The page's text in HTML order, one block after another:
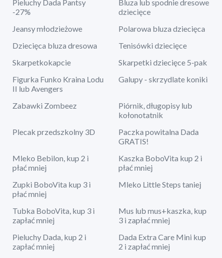
Pieluchy Dada Pantsy
-27%
Bluza lub spodnie dresowe
dziecięce
Jeansy młodzieżowe
Polarowa bluza dziecięca
Dziecięca bluza dresowa
Tenisówki dziecięce
Skarpetkokapcie
Skarpetki dziecięce 5-pak
Figurka Funko Kraina Lodu
II lub Avengers
Galupy - skrzydlate koniki
Zabawki Zombeez
Piórnik, długopisy lub
kołonotatnik
Plecak przedszkolny 3D
Paczka powitalna Dada
GRATIS!
Mleko Bebilon, kup 2 i
płać mniej
Kaszka BoboVita kup 2 i
płać mniej
Zupki BoboVita kup 3 i
płać mniej
Mleko Little Steps taniej
Tubka BoboVita, kup 3 i
zapłać mniej
Mus lub mus+kaszka, kup
3 i zapłać mniej
Pieluchy Dada, kup 2 i
zapłać mniej
Dada Extra Care Mini kup
2 i zapłać mniej